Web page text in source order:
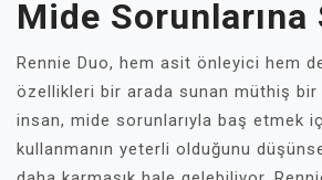
Mide Sorunlarına
Rennie Duo, hem asit önleyici hem
özellikleri bir arada sunan müthiş bir
insan, mide sorunlarıyla baş etmek
kullanmanın yeterli olduğunu